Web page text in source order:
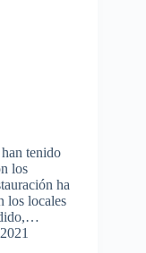
tenido
los
ha
los locales